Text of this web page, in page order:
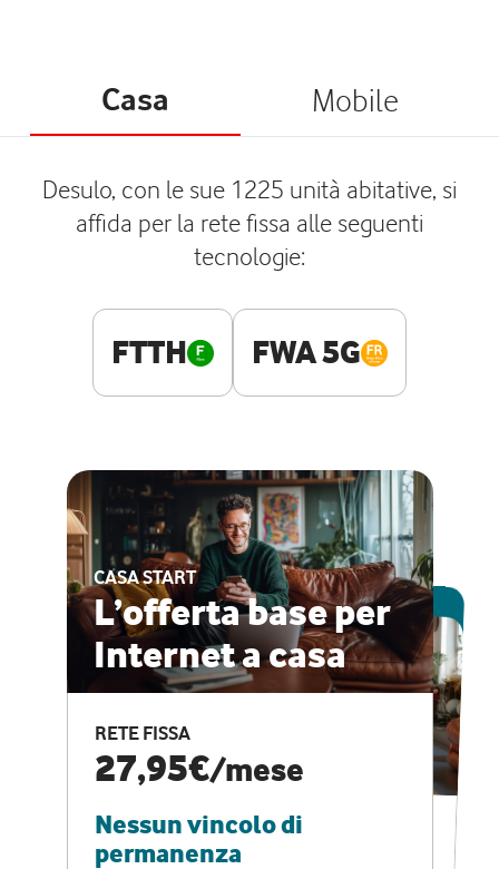
Casa Mobile
Desulo, con le sue 1225 unità abitative, si
affida per la rete fissa alle seguenti
tecnologie:
FTTH FWA 5G
CASA START
L’offerta base per
Internet a casa
RETE FISSA
27,95€/mese
Nessun vincolo di
permanenza
ESCLUSIVA ONLINE
CASA PRO
Internet veloce e
vantaggi speciali
RETE FISSA + VODAFONE CLUB
29,95€